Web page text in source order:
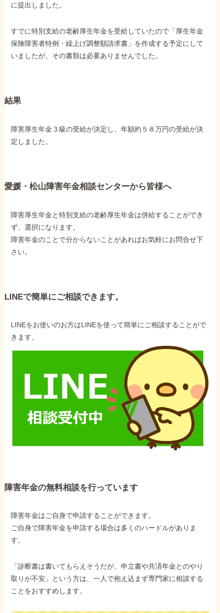
当事務所に
お電話でのお問い合わせ
に提出しました。
すでに特別支給の老齢厚生年金を受給していたので「厚生年金
保険障害者特例・繰上げ調整額請求書」を作成する予定にして
いましたが、その書類は必要ありませんでした。
結果
障害厚生年金３級の受給が決定し、年額約５８万円の受給が決
定しました。
愛媛・松山障害年金相談センターから皆様へ
障害厚生年金と特別支給の老齢厚生年金は併給することができ
ず、選択になります。
障害年金のことで分からないことがあればお気軽にお問合せ下
さい。
LINEで簡単にご相談できます。
LINEをお使いのお方はLINEを使って簡単にご相談することがで
きます。
障害年金の無料相談を行っています
障害年金はご自身で申請することができます。
ご自身で障害年金を申請する場合は多くのハードルがありま
す。
「診断書は書いてもらえそうだが、申立書や共済年金とのやり
取りが不安」という方は、一人で抱え込まず専門家に相談する
ことをおすすめします。